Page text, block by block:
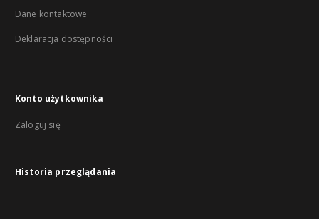
Dane kontaktowe
Deklaracja dostępności
Konto użytkownika
Zaloguj się
Historia przeglądania